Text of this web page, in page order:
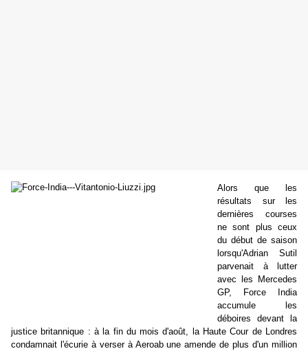
Alors que les
résultats sur les
dernières courses
ne sont plus ceux
du début de saison
lorsqu'Adrian Sutil
parvenait à lutter
avec les Mercedes
GP, Force India
accumule les
déboires devant la
justice britannique : à la fin du mois d'août, la Haute Cour de Londres
condamnait l'écurie à verser à Aeroab une amende de plus d'un million